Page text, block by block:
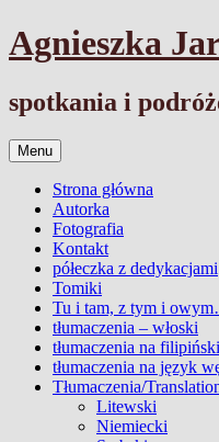
Przejdź
do
Agnieszka
spotkania i
Menu
Strona główna
Autorka
Fotografia
Kontakt
półeczka z dedykacjami
Tomiki
Tu i tam, z tym i
tłumaczenia – włoski
tłumaczenia na filipiński
tłumaczenia na język
Tłumaczenia/
Litewski
Niemiecki